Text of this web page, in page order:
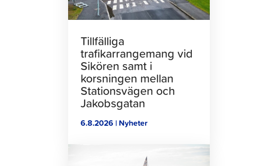
Tillfälliga
trafikarrangemang vid
Sikören samt i
korsningen mellan
Stationsvägen och
Jakobsgatan
6.8.2026 | Nyheter